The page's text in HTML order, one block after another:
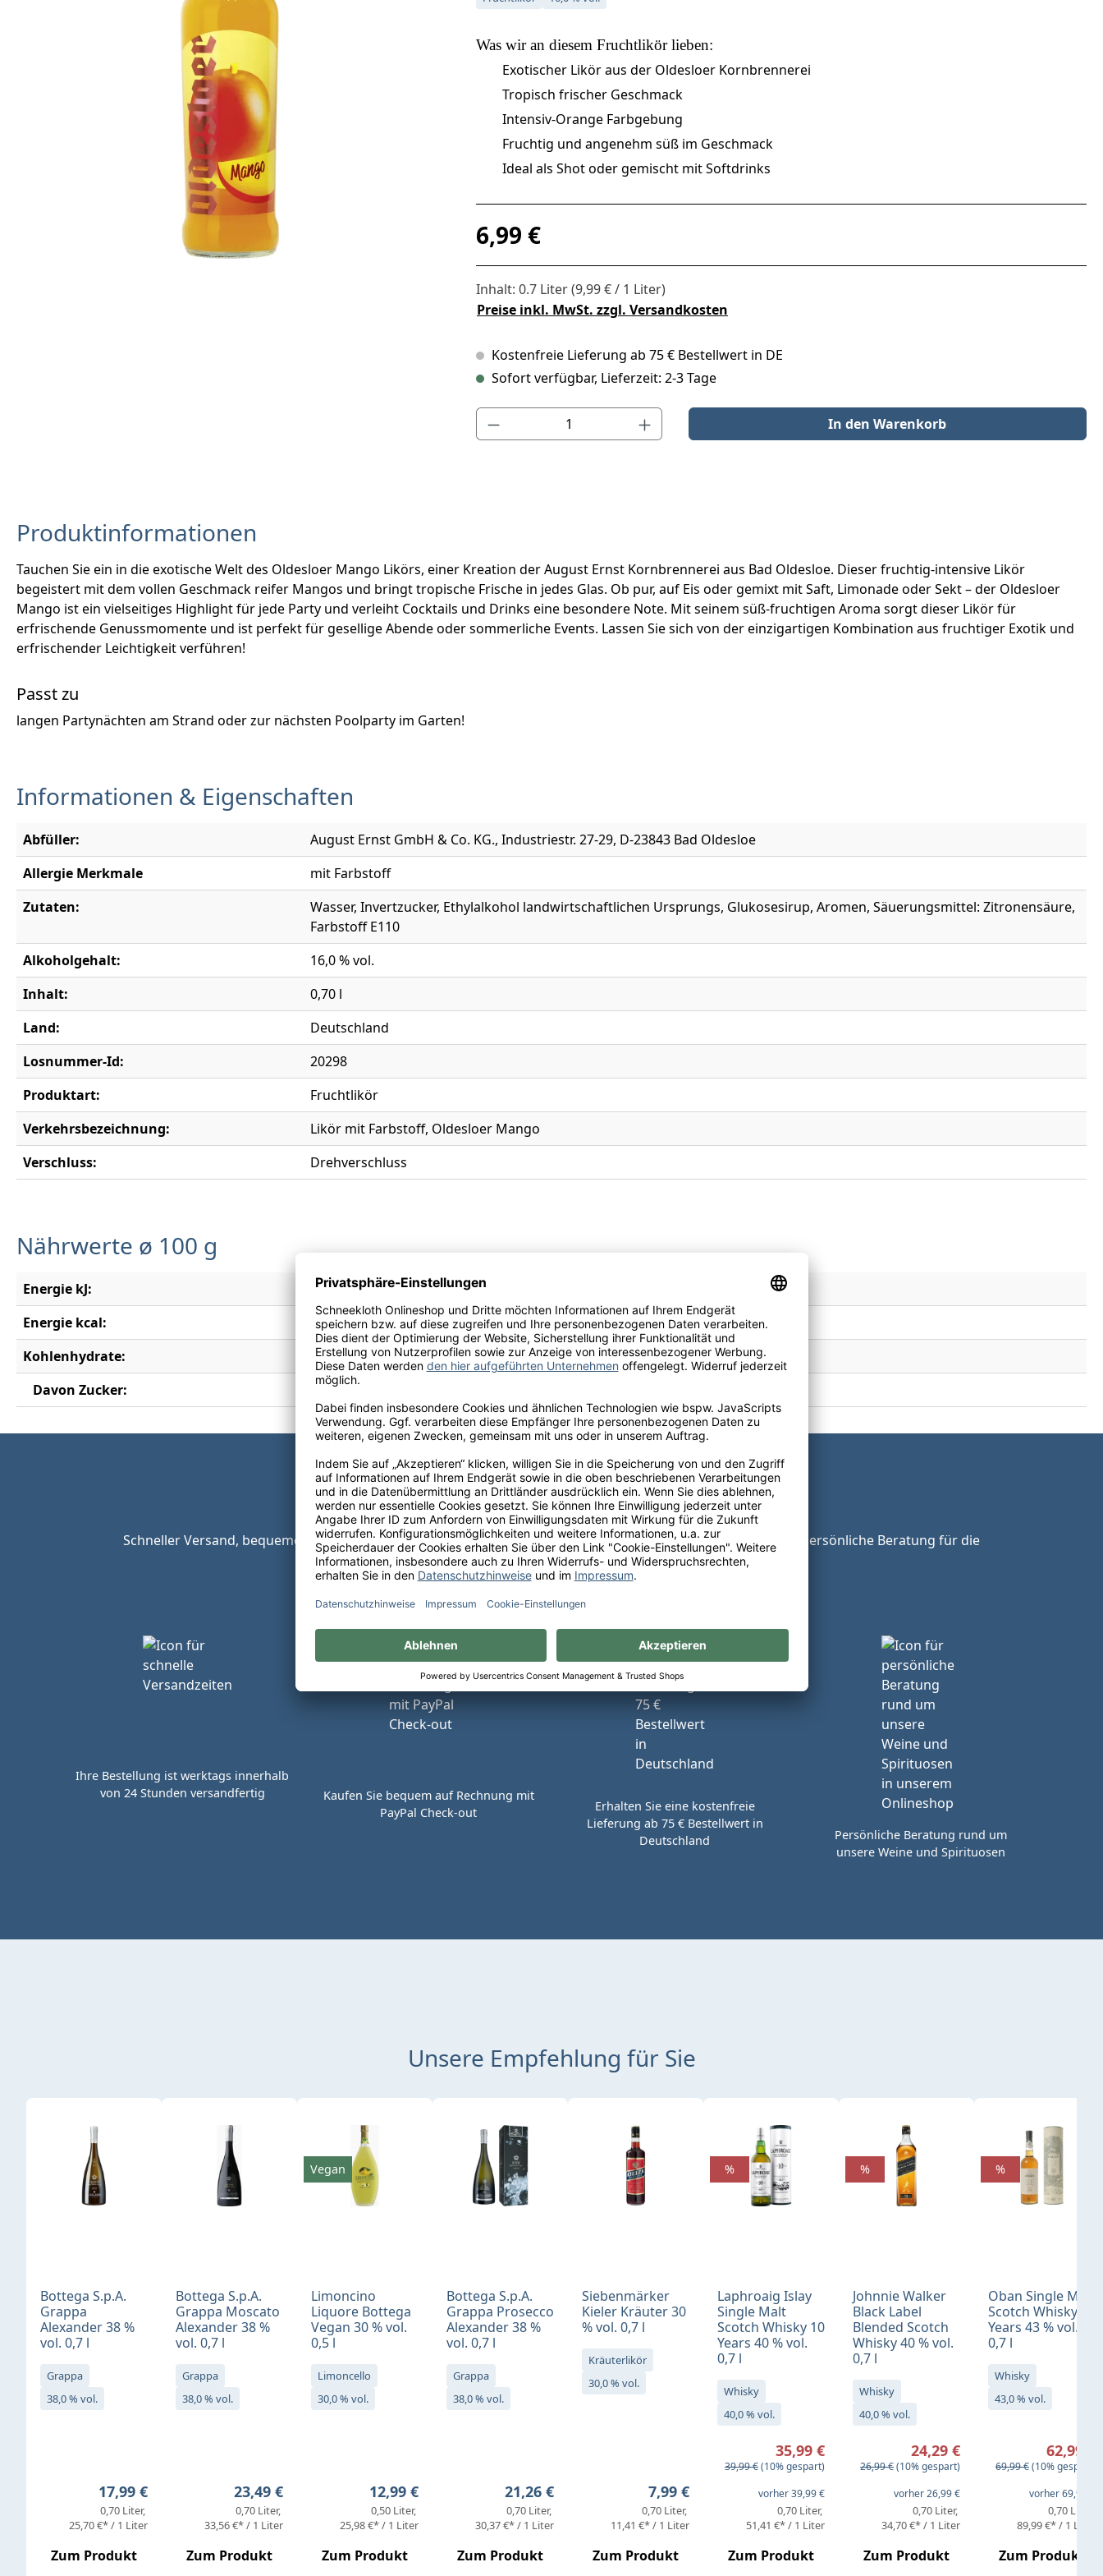
Was wir an diesem Fruchtlikörlieben:
Exotischer Likör aus der Oldesloer Kornbrennerei
Tropisch frischer Geschmack
Intensiv-Orange Farbgebung
Fruchtig und angenehm süß im Geschmack
Ideal als Shot oder gemischt mit Softdrinks
Regulärer Preis:
6,99 €
Inhalt: 0.7 Liter(9,99 € / 1 Liter)
Preise inkl. MwSt. zzgl. Versandkosten
Kostenfreie Lieferung ab 75 € Bestellwert in DE
Sofort verfügbar, Lieferzeit: 2-3 Tage
Produkt Anzahl: Gib den gewünschten Wert ein oder benutze die Schaltflächen um die Anzahl zu erhöhen oder zu
In den Warenkorb
Produktinformationen
Tauchen Sie ein in die exotische Welt des Oldesloer Mango Likörs, einer Kreation der August Ernst Kornbrennerei aus Bad Oldesloe. Dieser fruchtig-intensive Likör
begeistert mit dem vollen Geschmack reifer Mangos und bringt tropische Frische in jedes Glas. Ob pur, auf Eis oder gemixt mit Saft, Limonade oder Sekt – der Oldesloer
Mango ist ein vielseitiges Highlight für jede Party und verleiht Cocktails und Drinks eine besondere Note. Mit seinem süß-fruchtigen Aroma sorgt dieser Likör für
erfrischende Genussmomente und ist perfekt für gesellige Abende oder sommerliche Events. Lassen Sie sich von der einzigartigen Kombination aus fruchtiger Exotik und
erfrischender Leichtigkeit verführen!
Passt zu
langen Partynächten am Strand oder zur nächsten Poolparty im Garten!
Informationen & Eigenschaften
Abfüller:
August Ernst GmbH & Co. KG., Industriestr. 27-29, D-23843 Bad Oldesloe
Allergie Merkmale
mit Farbstoff
Zutaten:
Wasser, Invertzucker, Ethylalkohol landwirtschaftlichen Ursprungs, Glukosesirup, Aromen, Säuerungsmittel: Zitronensäure,
Farbstoff E110
Alkoholgehalt:
16,0 % vol.
Inhalt:
0,70 l
Land:
Deutschland
Losnummer-Id:
20298
Produktart:
Fruchtlikör
Verkehrsbezeichnung:
Likör mit Farbstoff, Oldesloer Mango
Verschluss:
Drehverschluss
Nährwerte ø 100 g
Energie kJ:
726 kJ
Energie kcal:
174 kcal
Kohlenhydrate:
21 g
Davon Zucker:
21 g
Ihre Schneekloth-Vorteile
Schneller Versand, bequeme Zahlungsoptionen, kostenfreie Lieferung innerhalb Deutschlands sowie unsere persönliche Beratung für die
perfekte Weinauswahl.
Ihre Bestellung ist werktags innerhalb
von 24 Stunden versandfertig
Kaufen Sie bequem auf Rechnung mit
PayPal Check-out
Erhalten Sie eine kostenfreie
Lieferung ab 75 € Bestellwert in
Deutschland
Persönliche Beratung rund um
unsere Weine und Spirituosen
Unsere Empfehlung für Sie
Produktgalerie überspringen
Bottega S.p.A.
Grappa
Alexander 38 %
vol. 0,7 l
Grappa
38,0 % vol.
Regulärer Preis:
17,99 €
0,70 Liter
25,70 €* / 1 Liter
Zum Produkt
Bottega S.p.A.
Grappa Moscato
Alexander 38 %
vol. 0,7 l
Grappa
38,0 % vol.
Regulärer Preis:
23,49 €
0,70 Liter
33,56 €* / 1 Liter
Zum Produkt
Limoncino
Liquore Bottega
Vegan 30 % vol.
0,5 l
Limoncello
30,0 % vol.
Regulärer Preis:
12,99 €
0,50 Liter
25,98 €* / 1 Liter
Zum Produkt
Vegan
Bottega S.p.A.
Grappa Prosecco
Alexander 38 %
vol. 0,7 l
Grappa
38,0 % vol.
Regulärer Preis:
21,26 €
0,70 Liter
30,37 €* / 1 Liter
Zum Produkt
Siebenmärker
Kieler Kräuter 30
% vol. 0,7 l
Kräuterlikör
30,0 % vol.
Regulärer Preis:
7,99 €
0,70 Liter
11,41 €* / 1 Liter
Zum Produkt
Laphroaig Islay
Single Malt
Scotch Whisky 10
Years 40 % vol.
0,7 l
Whisky
40,0 % vol.
Verkaufspreis:
35,99 €
Regulärer Preis:
39,99 €(10% gespart)
vorher 39,99 €
0,70 Liter
51,41 €* / 1 Liter
Zum Produkt
%
Johnnie Walker
Black Label
Blended Scotch
Whisky 40 % vol.
0,7 l
Whisky
40,0 % vol.
Verkaufspreis:
24,29 €
Regulärer Preis:
26,99 €(10% gespart)
vorher 26,99 €
0,70 Liter
34,70 €* / 1 Liter
Zum Produkt
%
Oban Single Malt
Scotch Whisky 14
Years 43 % vol.
0,7 l
Whisky
43,0 % vol.
Verkaufspreis:
62,99 €
Regulärer Preis:
69,99 €(10% gespart)
vorher 69,99 €
0,70 Liter
89,99 €* / 1 Liter
Zum Produkt
%